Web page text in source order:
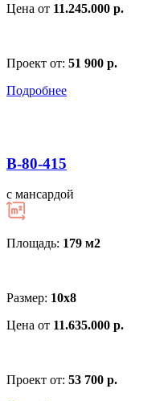
Цена от 11.245.000 р.
Проект от: 51 900 р.
Подробнее
В-80-415
с мансардой
Площадь: 179 м2
Размер: 10х8
Цена от 11.635.000 р.
Проект от: 53 700 р.